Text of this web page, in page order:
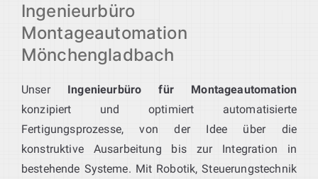
Ingenieurbüro
Montageautomation
Mönchengladbach
Unser Ingenieurbüro für Montageautomation
konzipiert und optimiert automatisierte
Fertigungsprozesse, von der Idee über die
konstruktive Ausarbeitung bis zur Integration in
bestehende Systeme. Mit Robotik, Steuerungstechnik